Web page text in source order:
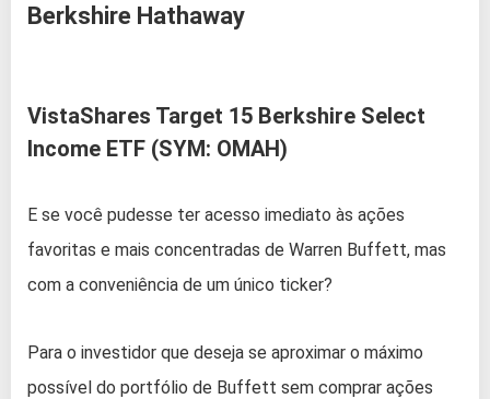
Berkshire Hathaway
VistaShares Target 15 Berkshire Select
Income ETF (SYM: OMAH)
E se você pudesse ter acesso imediato às ações
favoritas e mais concentradas de Warren Buffett, mas
com a conveniência de um único ticker?
Para o investidor que deseja se aproximar o máximo
possível do portfólio de Buffett sem comprar ações